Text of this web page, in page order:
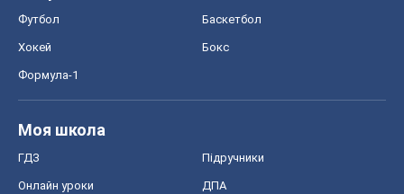
Футбол Баскетбол
Хокей Бокс
Формула-1
Моя школа
ГДЗ Підручники
Онлайн уроки ДПА